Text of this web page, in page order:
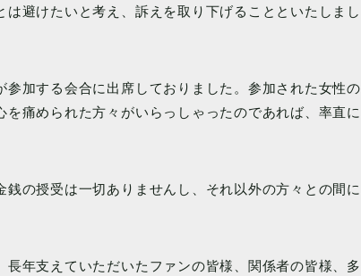
は避けたいと考え、訴えを取り下げることといたしまし
参加する会合に出席しておりました。参加された女性の
痛められた方々がいらっしゃったのであれば、率直に
銭の授受は一切ありませんし、それ以外の方々との間に
長年支えていただいたファンの皆様、関係者の皆様、多